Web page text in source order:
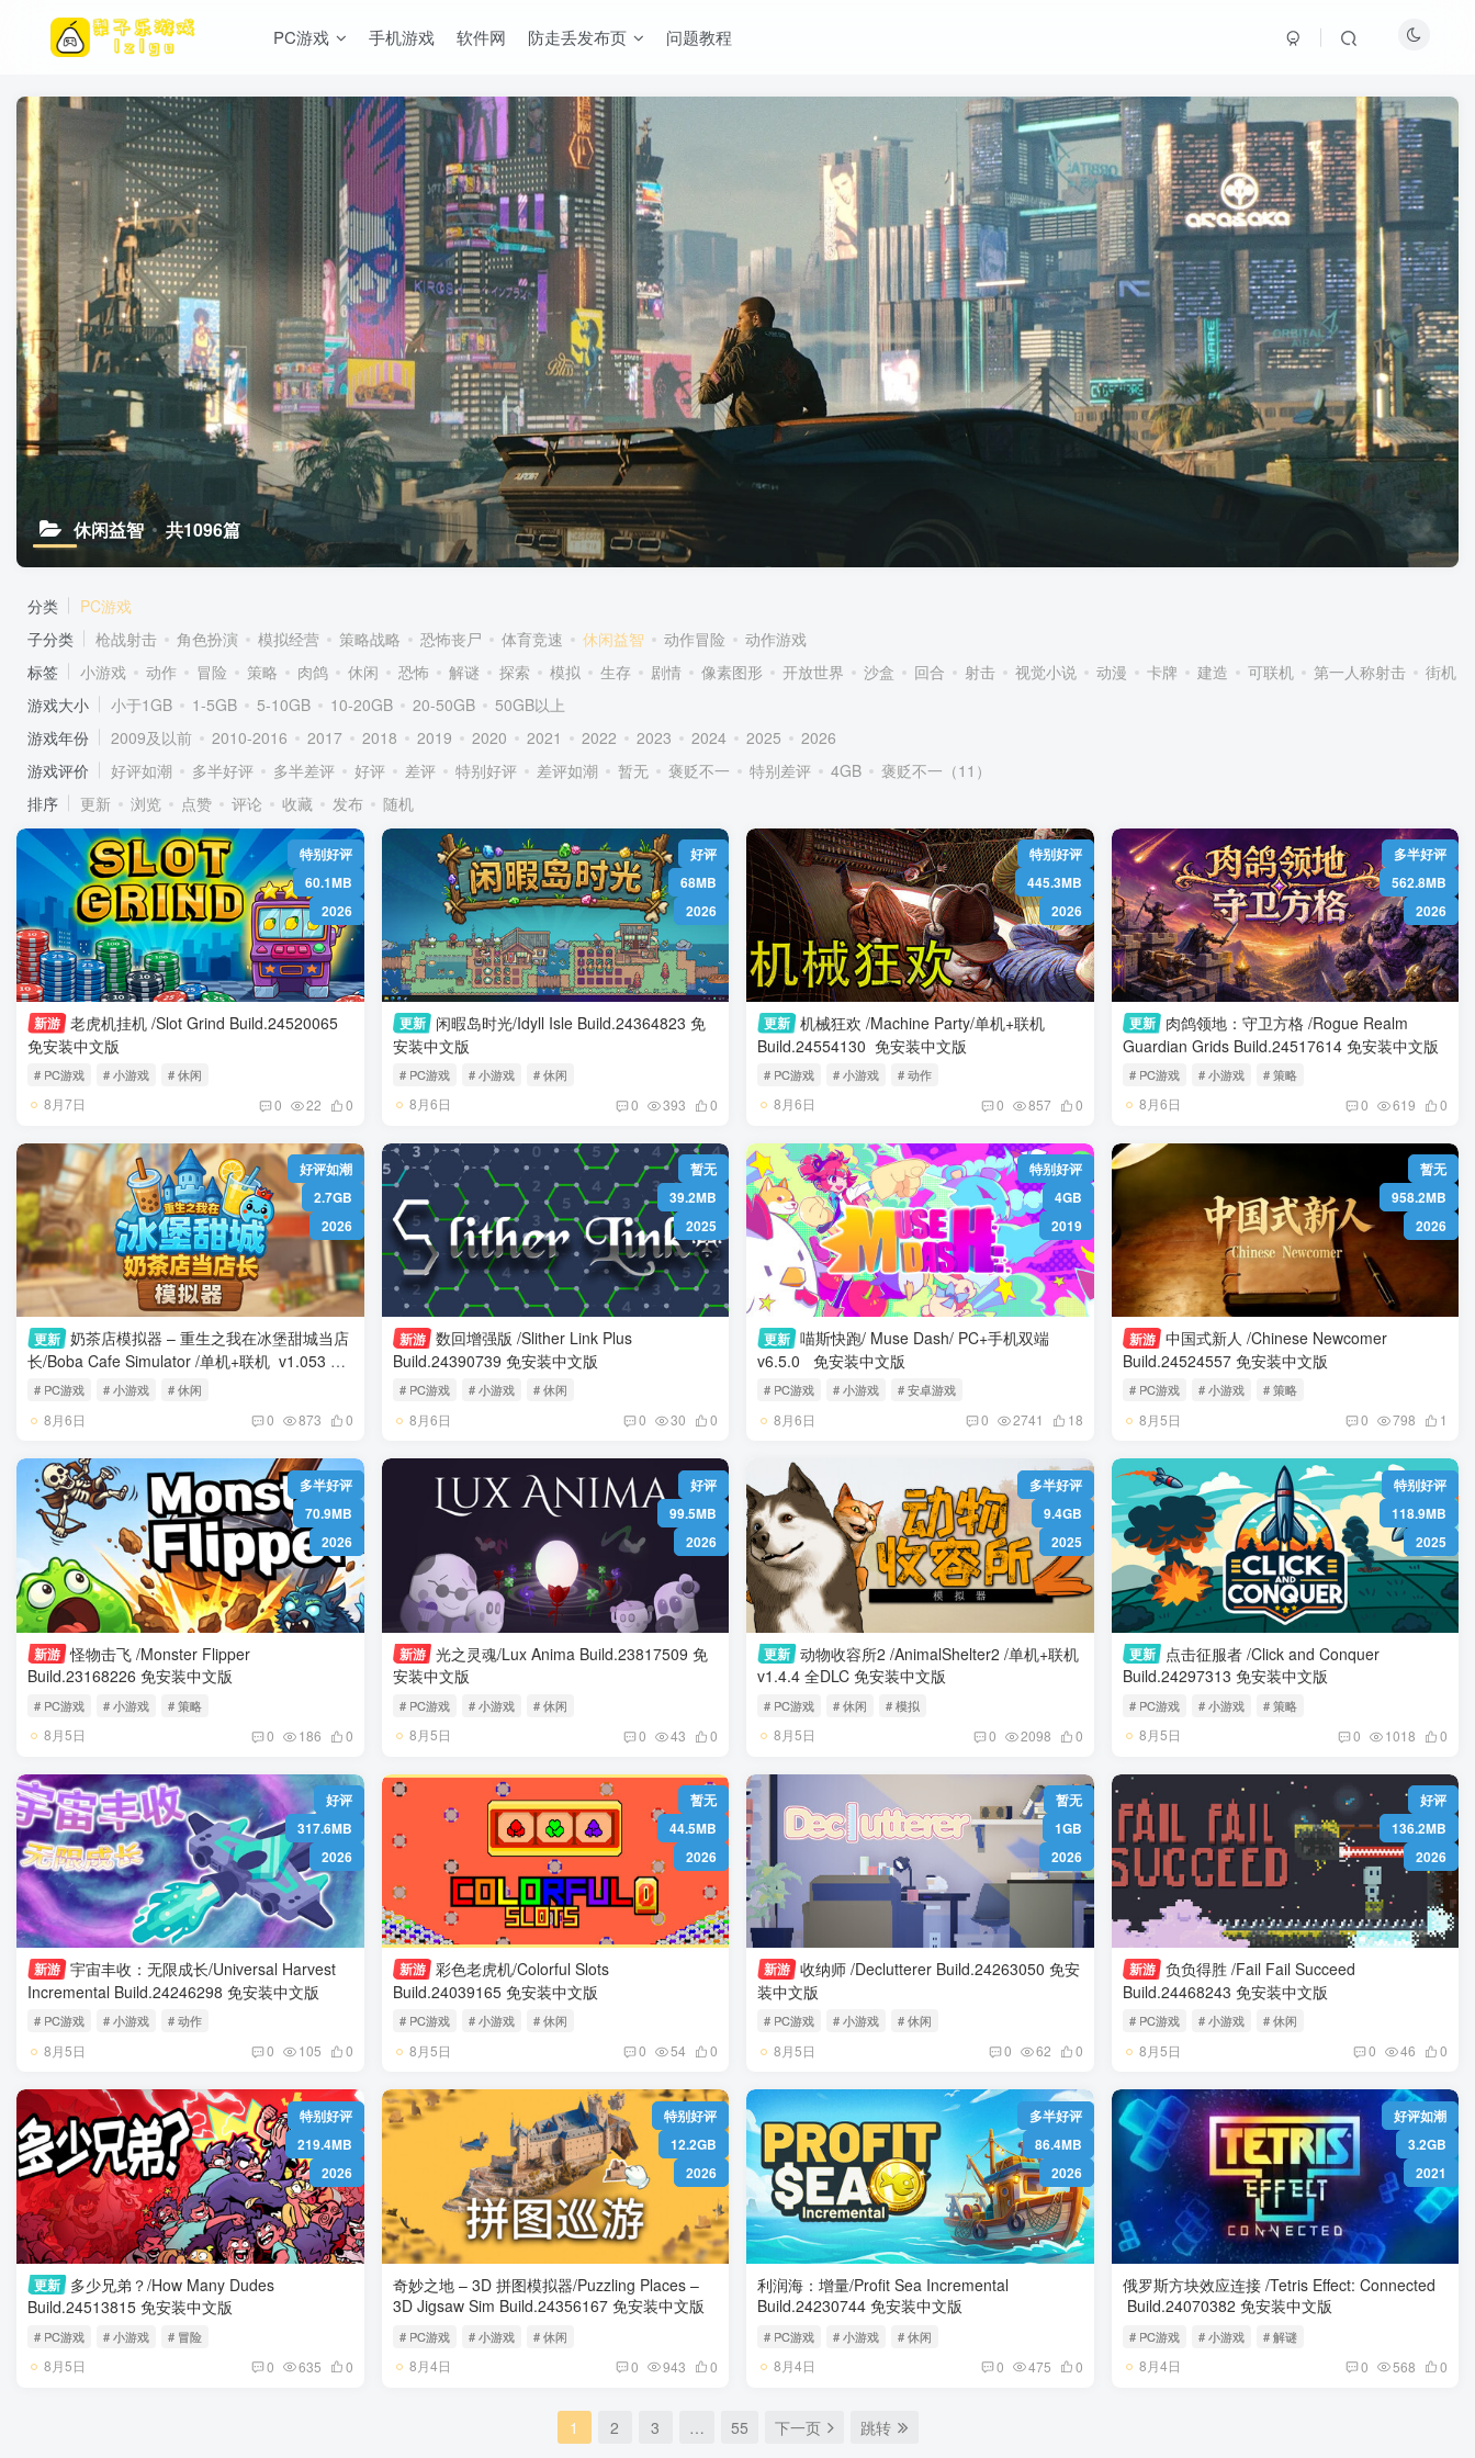
PC游戏 手机游戏 软件网 防走丢发布页 问题教程
休闲益智 共1096篇
分类
PC游戏
子分类
枪战射击 角色扮演 模拟经营 策略战略 恐怖丧尸 体育竞速 休闲益智 动作冒险
动作游戏
标签
小游戏 动作 冒险 策略 肉鸽 休闲 恐怖 解谜 探索 模拟 生存 剧情 像素图形 开放世界 沙盒 回合 射击 视觉小说 动漫 卡牌 建造 可联机 第一人称射击
街机
游戏大小
小于1GB 1-5GB 5-10GB 10-20GB 20-50GB
50GB以上
游戏年份
2009及以前 2010-2016 2017 2018 2019 2020 2021 2022 2023 2024 2025
2026
游戏评价
好评如潮 多半好评 多半差评 好评 差评 特别好评 差评如潮 暂无 褒贬不一 特别差评 4GB
褒贬不一（11）
排序
更新 浏览 点赞 评论 收藏 发布 随机
特别好评
60.1MB
2026
新游 老虎机挂机 /Slot Grind Build.24520065
免安装中文版
# PC游戏 # 小游戏 # 休闲
8月7日 0 22 0
好评
68MB
2026
更新 闲暇岛时光/Idyll Isle Build.24364823 免
安装中文版
# PC游戏 # 小游戏 # 休闲
8月6日 0 393 0
特别好评
445.3MB
2026
更新 机械狂欢 /Machine Party/单机+联机
Build.24554130 免安装中文版
# PC游戏 # 小游戏 # 动作
8月6日 0 857 0
多半好评
562.8MB
2026
更新 肉鸽领地：守卫方格 /Rogue Realm
Guardian Grids Build.24517614 免安装中文版
# PC游戏 # 小游戏 # 策略
8月6日 0 619 0
好评如潮
2.7GB
2026
更新 奶茶店模拟器 – 重生之我在冰堡甜城当店
长/Boba Cafe Simulator /单机+联机 v1.053 免
安装中文版
# PC游戏 # 小游戏 # 休闲
8月6日 0 873 0
暂无
39.2MB
2025
新游 数回增强版 /Slither Link Plus
Build.24390739 免安装中文版
# PC游戏 # 小游戏 # 休闲
8月6日 0 30 0
特别好评
4GB
2019
更新 喵斯快跑/ Muse Dash/ PC+手机双端
v6.5.0 免安装中文版
# PC游戏 # 小游戏 # 安卓游戏
8月6日 0 2741 18
暂无
958.2MB
2026
新游 中国式新人 /Chinese Newcomer
Build.24524557 免安装中文版
# PC游戏 # 小游戏 # 策略
8月5日 0 798 1
多半好评
70.9MB
2026
新游 怪物击飞 /Monster Flipper
Build.23168226 免安装中文版
# PC游戏 # 小游戏 # 策略
8月5日 0 186 0
好评
99.5MB
2026
新游 光之灵魂/Lux Anima Build.23817509 免
安装中文版
# PC游戏 # 小游戏 # 休闲
8月5日 0 43 0
多半好评
9.4GB
2025
更新 动物收容所2 /AnimalShelter2 /单机+联机
v1.4.4 全DLC 免安装中文版
# PC游戏 # 休闲 # 模拟
8月5日 0 2098 0
特别好评
118.9MB
2025
更新
点击征服者 /Click and Conquer
Build.24297313 免安装中文版
# PC游戏 # 小游戏 # 策略
8月5日 0 1018 0
好评
317.6MB
2026
新游 宇宙丰收：无限成长/Universal Harvest
Incremental Build.24246298 免安装中文版
# PC游戏 # 小游戏 # 动作
8月5日 0 105 0
暂无
44.5MB
2026
新游 彩色老虎机/Colorful Slots
Build.24039165 免安装中文版
# PC游戏 # 小游戏 # 休闲
8月5日 0 54 0
暂无
1GB
2026
新游 收纳师 /Declutterer Build.24263050 免安
装中文版
# PC游戏 # 小游戏 # 休闲
8月5日 0 62 0
好评
136.2MB
2026
新游 负负得胜 /Fail Fail Succeed
Build.24468243 免安装中文版
# PC游戏 # 小游戏 # 休闲
8月5日 0 46 0
特别好评
219.4MB
2026
更新 多少兄弟？/How Many Dudes
Build.24513815 免安装中文版
# PC游戏 # 小游戏 # 冒险
8月5日 0 635 0
特别好评
12.2GB
2026
奇妙之地 – 3D 拼图模拟器/Puzzling Places –
3D Jigsaw Sim Build.24356167 免安装中文版
# PC游戏 # 小游戏 # 休闲
8月4日 0 943 0
多半好评
86.4MB
2026
利润海：增量/Profit Sea Incremental
Build.24230744 免安装中文版
# PC游戏 # 小游戏 # 休闲
8月4日 0 475 0
好评如潮
3.2GB
2021
俄罗斯方块效应连接 /Tetris Effect: Connected
Build.24070382 免安装中文版
# PC游戏 # 小游戏 # 解谜
8月4日 0 568 0
1 2 3 … 55 下一页 跳转